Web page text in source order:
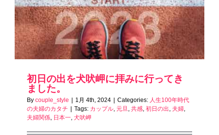
初日の出を犬吠岬に拝みに行ってき
ました。
By couple_style | 1月 4th, 2024 | Categories: 人生100年時代
の夫婦のカタチ | Tags: カップル 元旦 共感 初日の出 夫婦
夫婦関係 日本一 犬吠岬